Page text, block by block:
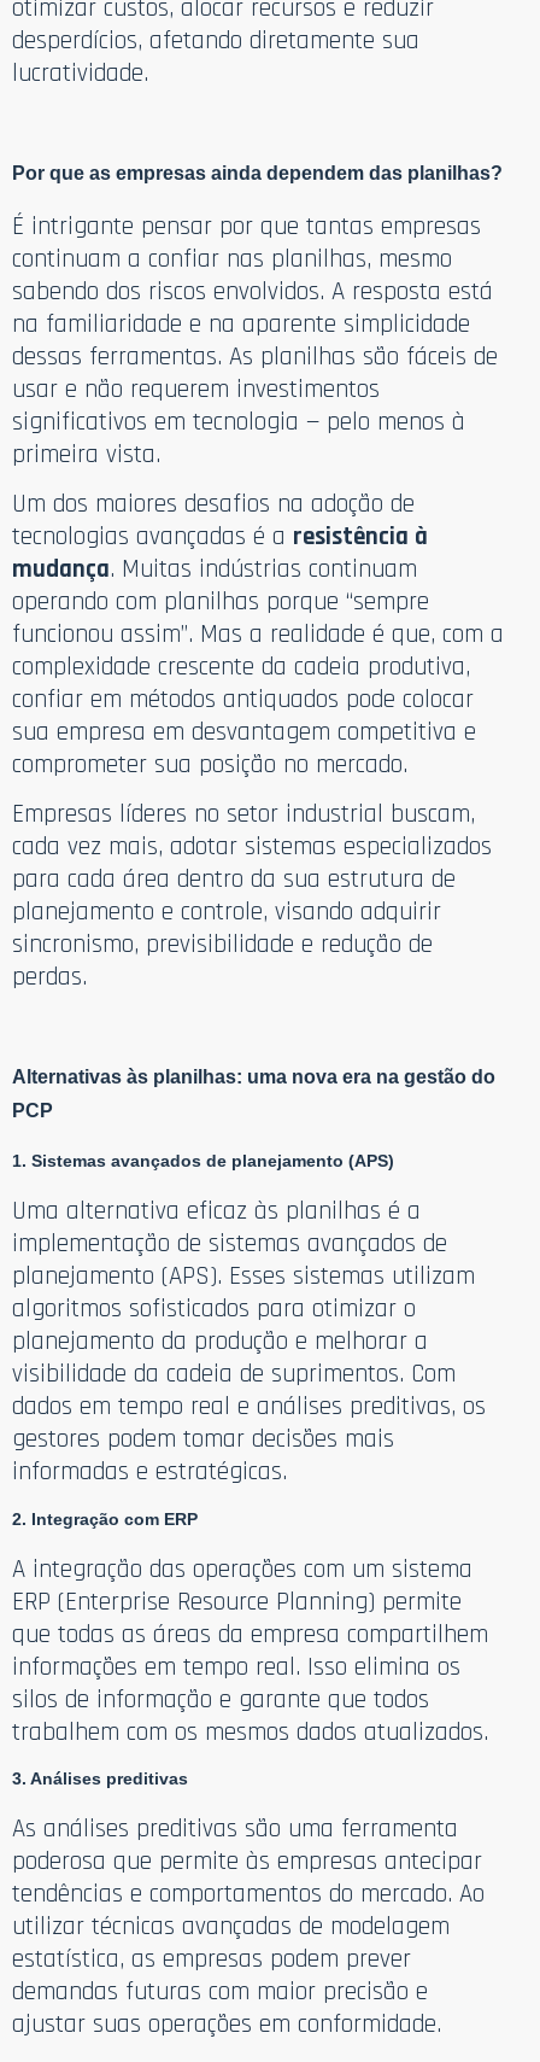
otimizar custos, alocar recursos e reduzir
desperdícios, afetando diretamente sua
lucratividade.
Por que as empresas ainda dependem das planilhas?
É intrigante pensar por que tantas empresas
continuam a confiar nas planilhas, mesmo
sabendo dos riscos envolvidos. A resposta está
na familiaridade e na aparente simplicidade
dessas ferramentas. As planilhas são fáceis de
usar e não requerem investimentos
significativos em tecnologia — pelo menos à
primeira vista.
Um dos maiores desafios na adoção de
tecnologias avançadas é a resistência à
mudança. Muitas indústrias continuam
operando com planilhas porque “sempre
funcionou assim”. Mas a realidade é que, com a
complexidade crescente da cadeia produtiva,
confiar em métodos antiquados pode colocar
sua empresa em desvantagem competitiva e
comprometer sua posição no mercado.
Empresas líderes no setor industrial buscam,
cada vez mais, adotar sistemas especializados
para cada área dentro da sua estrutura de
planejamento e controle, visando adquirir
sincronismo, previsibilidade e redução de
perdas.
Alternativas às planilhas: uma nova era na gestão do
PCP
1. Sistemas avançados de planejamento (APS)
Uma alternativa eficaz às planilhas é a
implementação de sistemas avançados de
planejamento (APS). Esses sistemas utilizam
algoritmos sofisticados para otimizar o
planejamento da produção e melhorar a
visibilidade da cadeia de suprimentos. Com
dados em tempo real e análises preditivas, os
gestores podem tomar decisões mais
informadas e estratégicas.
2. Integração com ERP
A integração das operações com um sistema
ERP (Enterprise Resource Planning) permite
que todas as áreas da empresa compartilhem
informações em tempo real. Isso elimina os
silos de informação e garante que todos
trabalhem com os mesmos dados atualizados.
3. Análises preditivas
As análises preditivas são uma ferramenta
poderosa que permite às empresas antecipar
tendências e comportamentos do mercado. Ao
utilizar técnicas avançadas de modelagem
estatística, as empresas podem prever
demandas futuras com maior precisão e
ajustar suas operações em conformidade.